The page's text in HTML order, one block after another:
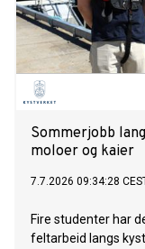
Sommerjobb
moloer og kaier
7.7.2026 09:34:28
Fire studenter har
feltarbeid langs